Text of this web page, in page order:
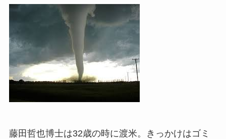
藤田哲也博士は32歳の時に渡米。きっかけはゴミ